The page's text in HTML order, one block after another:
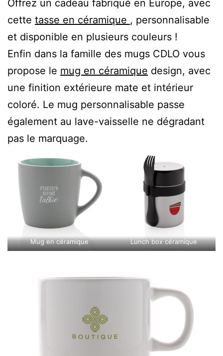
Offrez un cadeau fabriqué en Europe, avec
cette tasse en céramique , personnalisable
et disponible en plusieurs couleurs !
Enfin dans la famille des mugs CDLO vous
propose le mug en céramique design, avec
une finition extérieure mate et intérieur
coloré. Le mug personnalisable passe
également au lave-vaisselle ne dégradant
pas le marquage.
Mug en céramique Lunch box céramique